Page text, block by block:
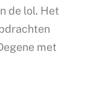
de lol. Het
met